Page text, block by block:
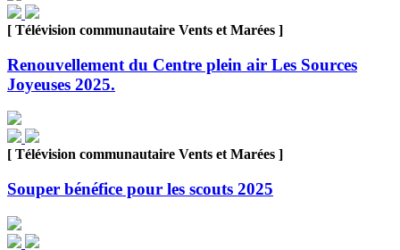
[ Télévision communautaire Vents et Marées ]
Renouvellement du Centre plein air Les Sources
Joyeuses 2025.
[ Télévision communautaire Vents et Marées ]
Souper bénéfice pour les scouts 2025